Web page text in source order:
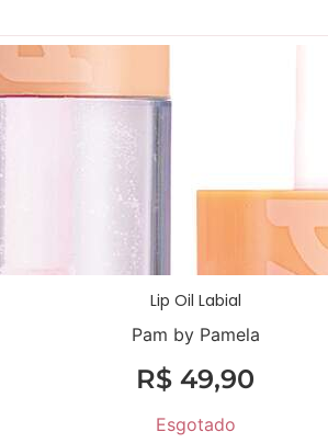
Lip Oil Labial
Pam by Pamela
R$ 49,90
Esgotado